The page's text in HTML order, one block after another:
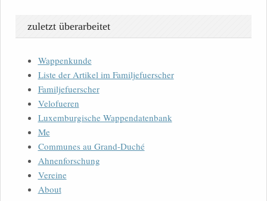
zuletzt überarbeitet
Wappenkunde
Liste der Artikel im Familjefuerscher
Familjefuerscher
Velofueren
Luxemburgische Wappendatenbank
Me
Communes au Grand-Duché
Ahnenforschung
Vereine
About